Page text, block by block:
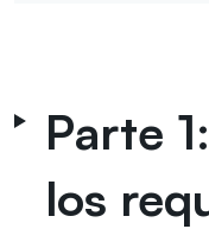
Parte
los